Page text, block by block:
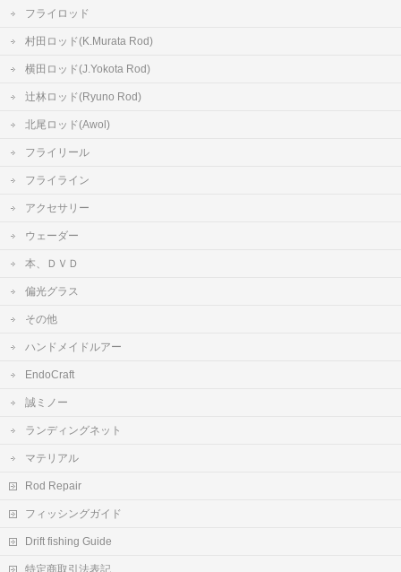
フライロッド
村田ロッド(K.Murata Rod)
横田ロッド(J.Yokota Rod)
辻林ロッド(Ryuno Rod)
北尾ロッド(Awol)
フライリール
フライライン
アクセサリー
ウェーダー
本、ＤＶＤ
偏光グラス
その他
ハンドメイドルアー
EndoCraft
誠ミノー
ランディングネット
マテリアル
Rod Repair
フィッシングガイド
Drift fishing Guide